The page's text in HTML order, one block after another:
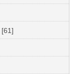
[61]